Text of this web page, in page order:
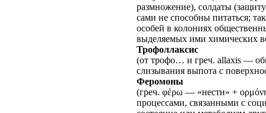
размножение), солдаты
сами не способны питаться;
особей в колониях
выделяемых ими химических
Трофоллаксис
(от трофо… и греч. allaxis —
слизывания выпота с
Феромоны
(греч. φέρω — «нести» +
процессами, связанными с